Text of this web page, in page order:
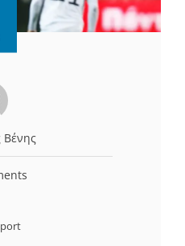
Βένης